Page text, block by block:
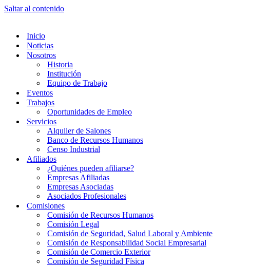
Saltar al contenido
Inicio
Noticias
Nosotros
Historia
Institución
Equipo de Trabajo
Eventos
Trabajos
Oportunidades de Empleo
Servicios
Alquiler de Salones
Banco de Recursos Humanos
Censo Industrial
Afiliados
¿Quiénes pueden afiliarse?
Empresas Afiliadas
Empresas Asociadas
Asociados Profesionales
Comisiones
Comisión de Recursos Humanos
Comisión Legal
Comisión de Seguridad, Salud Laboral y Ambiente
Comisión de Responsabilidad Social Empresarial
Comisión de Comercio Exterior
Comisión de Seguridad Física